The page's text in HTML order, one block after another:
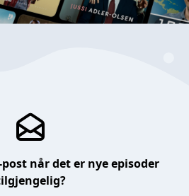
når det er nye episoder